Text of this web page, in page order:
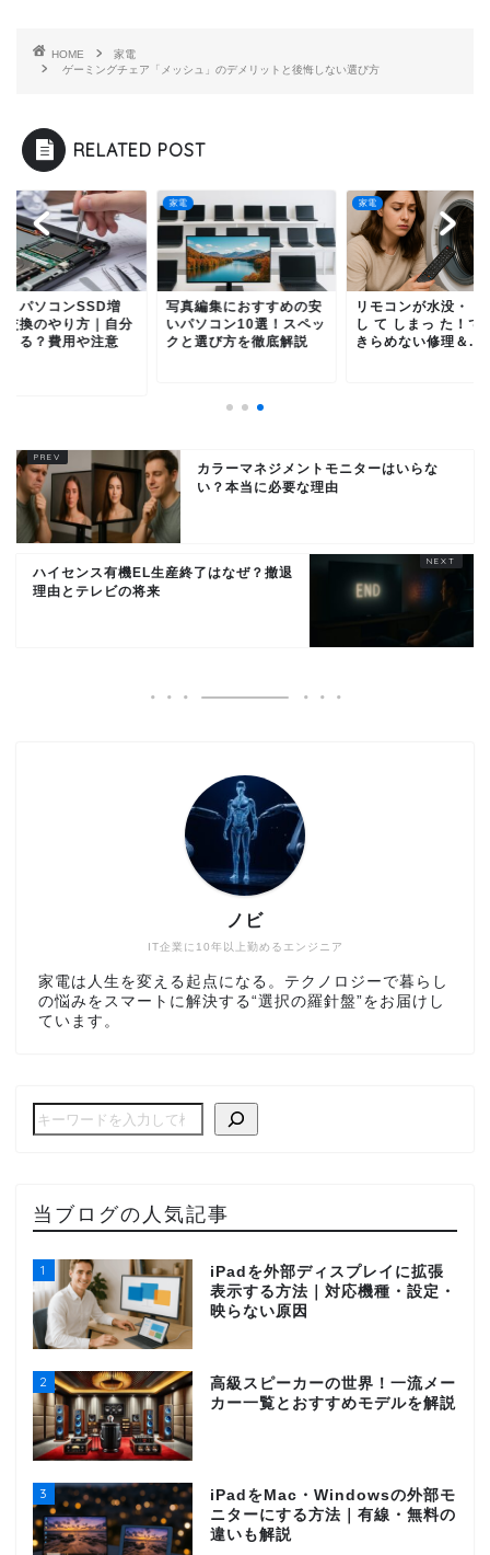
HOME
家電
ゲーミングチェア「メッシュ」のデメリットと後悔しない選び方
RELATED POST
トパソコンSSD増
交換のやり方｜自分
きる？費用や注意
家電
写真編集におすすめの安
いパソコン10選！スペッ
クと選び方を徹底解説
家電
リモコンが水没・ 洗
し て しまっ た！で
きらめない修理＆...
カラーマネジメントモニターはいらな
い？本当に必要な理由
ハイセンス有機EL生産終了はなぜ？撤退
理由とテレビの将来
IT企業に10年以上勤めるエンジニア
ノビ
家電は人生を変える起点になる。テクノロジーで暮らし
の悩みをスマートに解決する“選択の羅針盤”をお届けし
ています。
当ブログの人気記事
1
iPadを外部ディスプレイに拡張
表示する方法｜対応機種・設定・
映らない原因
2
高級スピーカーの世界！一流メー
カー一覧とおすすめモデルを解説
3
iPadをMac・Windowsの外部モ
ニターにする方法｜有線・無料の
違いも解説